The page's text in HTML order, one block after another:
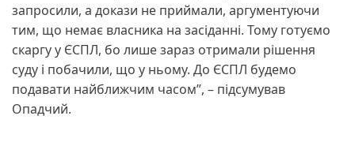
запросили, а докази не приймали, аргументуючи
тим, що немає власника на засіданні. Тому готуємо
скаргу у ЄСПЛ, бо лише зараз отримали рішення
суду і побачили, що у ньому. До ЄСПЛ будемо
подавати найближчим часом”, – підсумував
Опадчий.